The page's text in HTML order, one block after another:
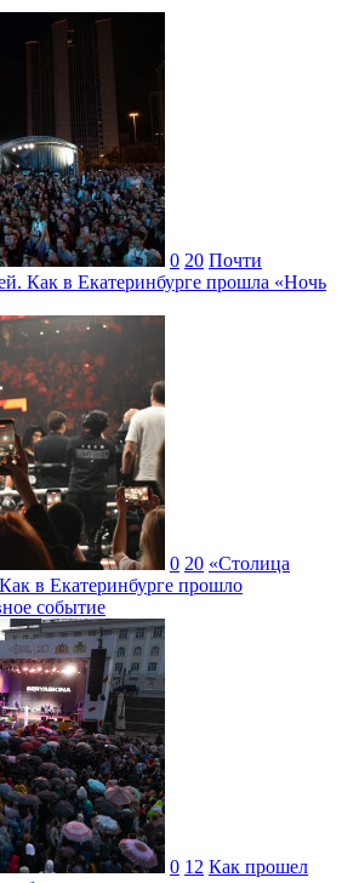
0 20 Почти
Как в Екатеринбурге прошла «Ночь
0 20 «Столица
в Екатеринбурге прошло
событие
0 12 Как прошел